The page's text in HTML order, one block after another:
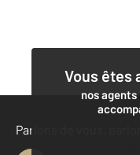
Vous êtes
nos
Parlons de vous,